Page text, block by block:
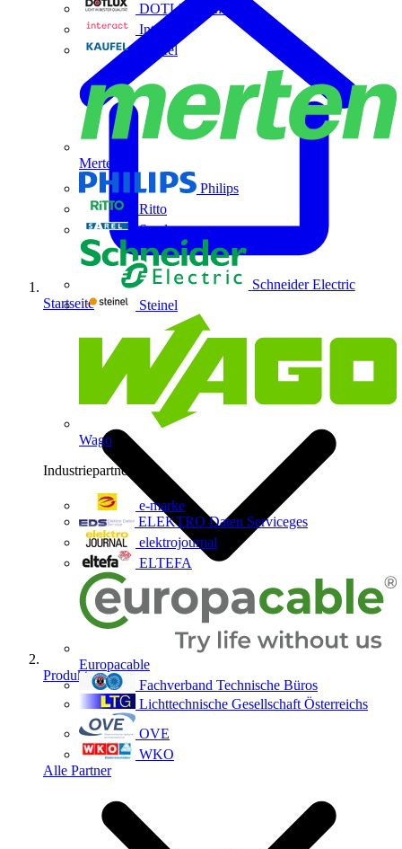
DOTLUX GmbH
Interact
Kaufel
Merten
Philips
Ritto
Sarel
Schneider Electric
Steinel
Wago
Industriepartner
e-marke
ELEKTRO Daten Serviceges
elektrojournal
ELTEFA
Europacable
Fachverband Technische Büros
Lichttechnische Gesellschaft Österreichs
OVE
WKO
Alle Partner
Startseite
Produkte